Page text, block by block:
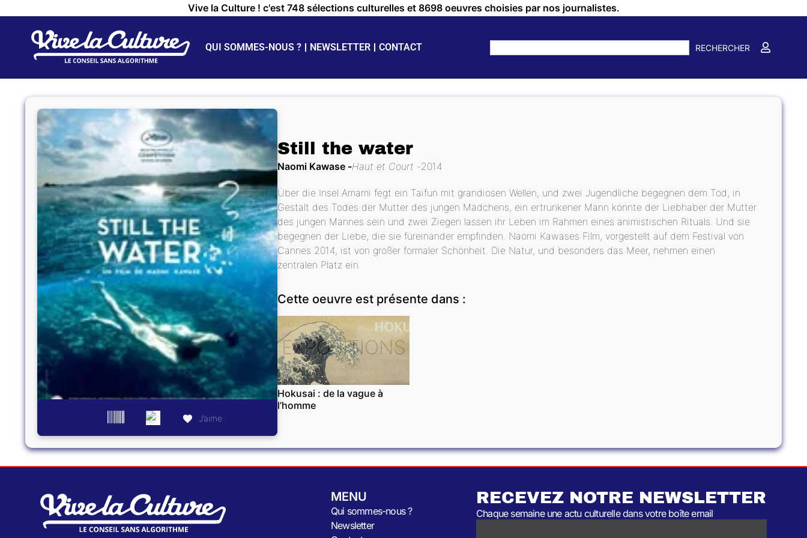
Vive la Culture ! c'est 748 sélections culturelles et 8698 oeuvres choisies par nos journalistes.
QUI SOMMES-NOUS ? NEWSLETTER CONTACT RECHERCHER
J’aime
Still the water
Naomi Kawase Haut et Court 2014
Über die Insel Amami fegt ein Taifun mit grandiosen Wellen, und zwei Jugendliche begegnen dem Tod, in
Gestalt des Todes der Mutter des jungen Mädchens, ein ertrunkener Mann könnte der Liebhaber der Mutter
des jungen Mannes sein und zwei Ziegen lassen ihr Leben im Rahmen eines animistischen Rituals. Und sie
begegnen der Liebe, die sie füreinander empfinden. Naomi Kawases Film, vorgestellt auf dem Festival von
Cannes 2014, ist von großer formaler Schönheit. Die Natur, und besonders das Meer, nehmen einen
zentralen Platz ein.
Cette oeuvre est présente dans :
EXPOSITIONS
Hokusai : de la vague à
l’homme
MENU
Qui sommes-nous ?
Newsletter
RECEVEZ NOTRE NEWSLETTER
Chaque semaine une actu culturelle dans votre boîte email